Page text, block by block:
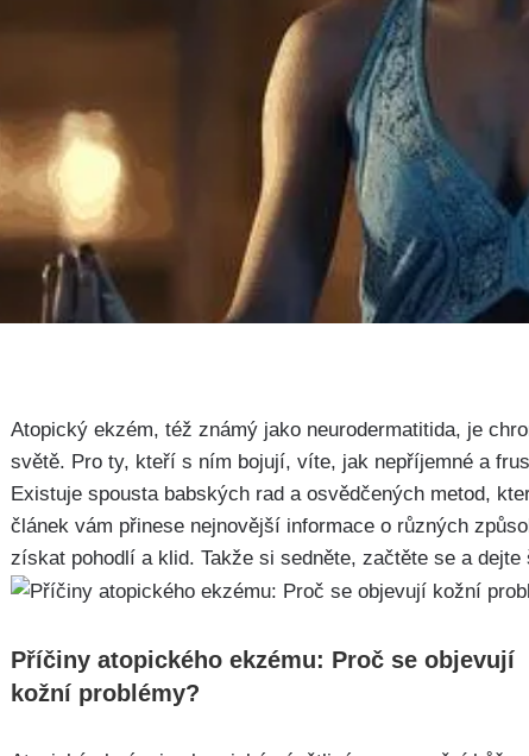
‌Atopický​ ekzém, též známý jako neurodermatitida,‍ je
světě.​ Pro ty, kteří s ním bojují, víte,‍ jak‍ nepříjemné a‍
Existuje ⁣spousta babských rad a ‍osvědčených metod,⁣
článek vám přinese nejnovější informace o různých
získat pohodlí a klid. Takže ⁢si‍ sedněte, začtěte se a
Příčiny atopického ekzému: Proč se objevují⁣
kožní problémy?